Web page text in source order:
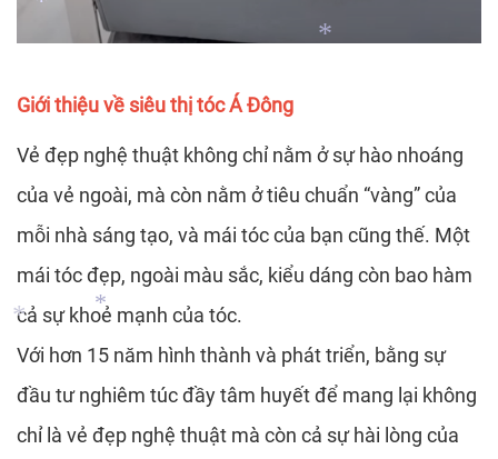
*
*
*
Giới thiệu về siêu thị tóc Á Đông
Vẻ đẹp nghệ thuật không chỉ nằm ở sự hào nhoáng
của vẻ ngoài, mà còn nằm ở tiêu chuẩn “vàng” của
mỗi nhà sáng tạo, và mái tóc của bạn cũng thế. Một
mái tóc đẹp, ngoài màu sắc, kiểu dáng còn bao hàm
cả sự khoẻ mạnh của tóc.
Với hơn 15 năm hình thành và phát triển, bằng sự
đầu tư nghiêm túc đầy tâm huyết để mang lại không
chỉ là vẻ đẹp nghệ thuật mà còn cả sự hài lòng của